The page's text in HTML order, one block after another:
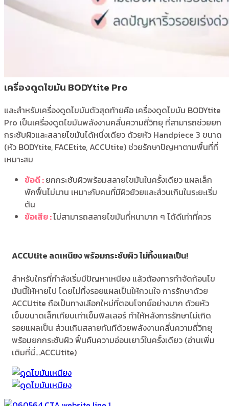
เครื่องดูดไขมัน BODYtite Pro
และสำหรับเครื่องดูดไขมันตัวสุดท้ายคือ เครื่องดูดไขมัน BODYtite
Pro เป็นเครื่องดูดไขมันพลังงานคลื่นความถี่วิทยุ ที่สามารถช่วยยก
กระชับผิวและสลายไขมันได้หนึ่งเดียว ด้วยหัว Handpiece 3 ขนาด
(หัว BODYtite, FACEtite, ACCUtite) ช่วยรักษาปัญหาตามพื้นที่ที่
เหมาะสม
ข้อดี :ยกกระชับผิวพร้อมสลายไขมันในครั้งเดียว แผลเล็ก
พักฟื้นไม่นาน เหมาะกับคนที่มีผิวย้วยและส่วนเกินในระยะเริ่ม
ต้น
ข้อเสีย :ไม่สามารถสลายไขมันที่หนามาก ๆ ได้ดีเท่าที่ควร
ACCUtite ลดเหนียง พร้อมกระชับผิว ไม่ทิ้งแผลเป็น!
สำหรับใครที่กำลังเริ่มมีปัญหาเหนียง แล้วต้องการกำจัดก้อนไข
มันนี้ให้หายไป โดยไม่ทิ้งรอยแผลเป็นให้กวนใจ การรักษาด้วย
ACCUtite ถือเป็นทางเลือกใหม่ที่ตอบโจทย์อย่างมาก ด้วยหัว
เข็มขนาดเล็กเทียบเท่าเข็มฟิลเลอร์ ทำให้หลังการรักษาไม่เกิด
รอยแผลเป็น ส่วนเกินสลายทันทีด้วยพลังงานคลื่นความถี่วิทยุ
พร้อมยกกระชับผิว ฟื้นคืนความอ่อนเยาว์ในครั้งเดียว (อ่านเพิ่ม
เติมที่นี่…ACCUtite)